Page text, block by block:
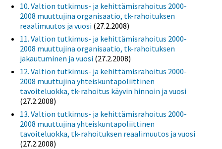
10. Valtion tutkimus- ja kehittämisrahoitus 2000-
2008 muuttujina organisaatio, tk-rahoituksen
reaalimuutos ja vuosi (27.2.2008)
11. Valtion tutkimus- ja kehittämisrahoitus 2000-
2008 muuttujina organisaatio, tk-rahoituksen
jakautuminen ja vuosi (27.2.2008)
12. Valtion tutkimus- ja kehittämisrahoitus 2000-
2008 muuttujina yhteiskuntapoliittinen
tavoiteluokka, tk-rahoitus käyvin hinnoin ja vuosi
(27.2.2008)
13. Valtion tutkimus- ja kehittämisrahoitus 2000-
2008 muuttujina yhteiskuntapoliittinen
tavoiteluokka, tk-rahoituksen reaalimuutos ja vuosi
(27.2.2008)